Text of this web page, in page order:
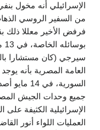
الإسرائيلي أنه مخول
من السفير الروسي
فرفض الأخير معللا ذلك
سيرجي (كان مستشارا
السورية،
جميع وحدات الجيش
الإسرائيلية الكثيفة
العمليات اللواء أنور